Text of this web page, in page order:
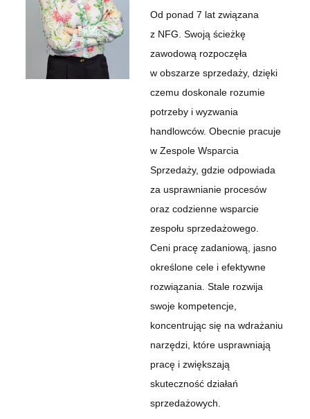
Od ponad 7 lat związana
z NFG. Swoją ścieżkę
zawodową rozpoczęła
w obszarze sprzedaży, dzięki
czemu doskonale rozumie
potrzeby i wyzwania
handlowców. Obecnie pracuje
w Zespole Wsparcia
Sprzedaży, gdzie odpowiada
za usprawnianie procesów
oraz codzienne wsparcie
zespołu sprzedażowego.
Ceni pracę zadaniową, jasno
określone cele i efektywne
rozwiązania. Stale rozwija
swoje kompetencje,
koncentrując się na wdrażaniu
narzędzi, które usprawniają
pracę i zwiększają
skuteczność działań
sprzedażowych.